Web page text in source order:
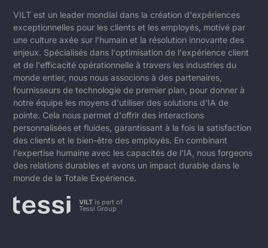
VILT est un leader mondial dans la création d'expériences
exceptionnelles pour les clients et les employés, motivé par
une culture axée sur l’humain et la résolution innovante des
enjeux. Spécialisés dans l'optimisation de l'expérience client
et de l'efficacité opérationnelle à travers les industries du
monde entier, nous nous associons à des partenaires,
fournisseurs de technologie de premier plan, pour donner à
notre équipe les moyens d'utiliser des solutions d'IA de
pointe. Cela nous permet d'offrir des interactions
personnalisées et fluides, garantissant à la fois la satisfaction
des clients et le bien-être des employés. En combinant
l'expertise humaine avec les capacités de l'IA, nous forgeons
des relations durables et avons un impact durable dans le
monde de la Totale Expérience.
VILT is part of
Tessi Group